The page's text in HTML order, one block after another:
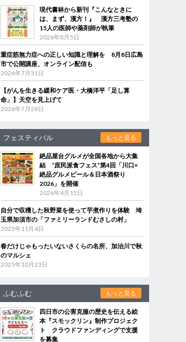
現代書林から新刊『こんなときに
は、まず、漢方！』 漢方三考塾の
15人の医師や薬剤師が執筆
2026年8月5日
重症筋無力症への正しい知識と理解を 8月8日広島
市で公開講座、オンライン配信も
2026年7月31日
【がんを生きる緩和ケア医・大橋洋平「足し算
命」】天空を見上げて
2026年7月28日
フェスティバル もっと見る
絶品屋台グルメが全国各地から大集
結 “庶民派食フェス”第4回「川口×
絶品グルメビール＆日本酒祭り
2026」を開催
2026年4月15日
自分で収穫した秋野菜を使って芋煮作りを体験 埼
玉県加須市の「ファミリーランドむさしの村」
2025年11月4日
春だけじゃもったいないさくらの名所、加治川で秋
のマルシェ
2025年10月23日
ふむふむ もっと見る
四日市の公害克服の歴史を伝える絵
本『スモックリン』制作プロジェク
ト クラウドファンディングで支援
を募集